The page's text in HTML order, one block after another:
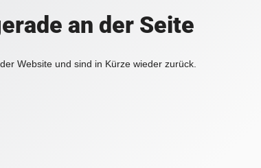
an der Seite
Website und sind in Kürze wieder zurück.